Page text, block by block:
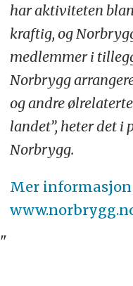
har aktiviteten
kraftig, og
medlemmer i
Norbrygg
og andre
landet”, heter det i
Norbrygg.
Mer
"